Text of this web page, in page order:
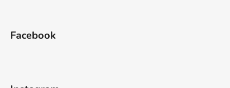
Facebook